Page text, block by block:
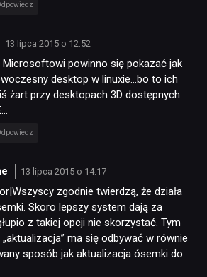
13 lipca 2015 o 12:52
Microsoftowi powinno się pokazać jak
desktop w linuxie…bo to ich
żart przy desktopach 3D dostępnych
13 lipca 2015 o 14:17
zgodnie twierdzą, że działa
Skoro lepszy system dają za
z takiej opcji nie skorzystać. Tym
„aktualizacja” ma się odbywać w równie
sposób jak aktualizacja ósemki do